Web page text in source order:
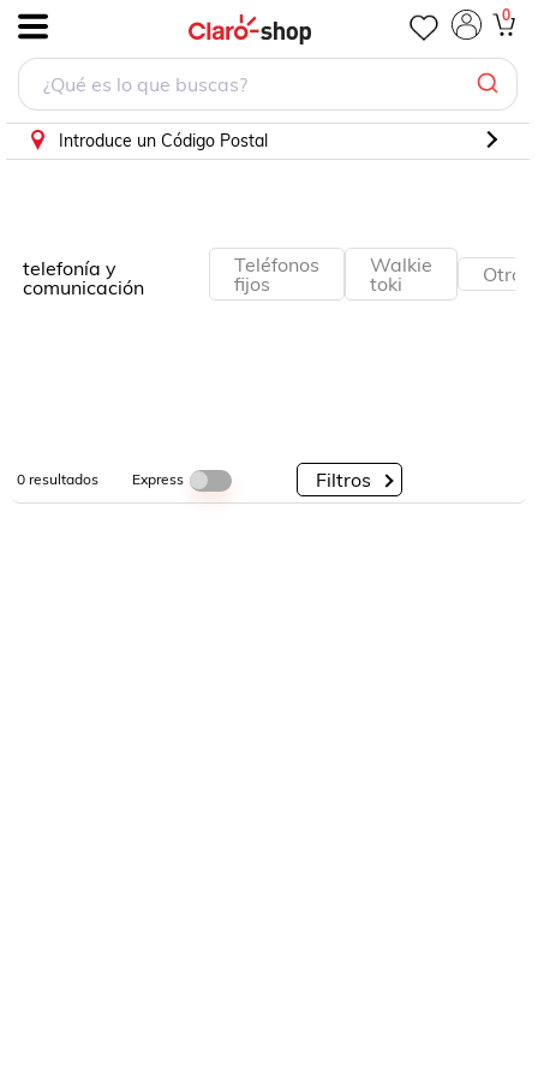
0
Introduce un Código Postal
telefonía y
comunicación
Teléfonos
fijos
Walkie
toki
Otros
0resultados Express Filtros
PorCategorías
PorMarcas
PorDescuento